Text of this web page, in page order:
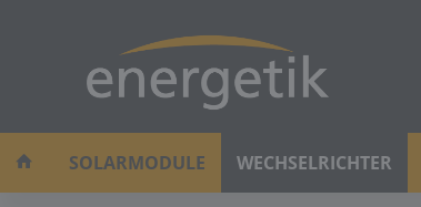
SOLARMODULE WECHSELRICHTER